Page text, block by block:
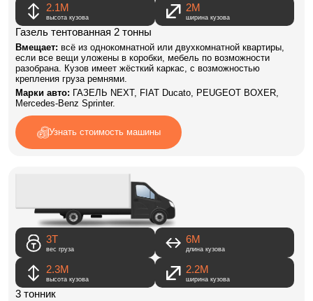
2.1М
высота кузова
2М
ширина кузова
Газель тентованная 2 тонны
Вмещает: всё из однокомнатной или двухкомнатной квартиры,
если все вещи уложены в коробки, мебель по возможности
разобрана. Кузов имеет жёсткий каркас, с возможностью
крепления груза ремнями.
Марки авто: ГАЗЕЛЬ NEXT, FIAT Ducato, PEUGEOT BOXER,
Mercedes-Benz Sprinter.
Узнать стоимость машины
3Т
вес груза
6M
длина кузова
2.3М
высота кузова
2.2М
ширина кузова
3 тонник